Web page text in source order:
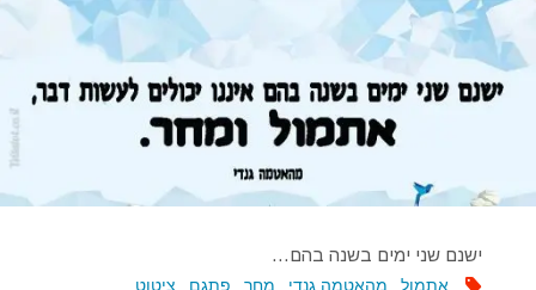
בחיים
הוא
משמעות…"
ישנם שני ימים בשנה בהם…
אתמול מהאטמה גנדי מחר פתגם ציטוט